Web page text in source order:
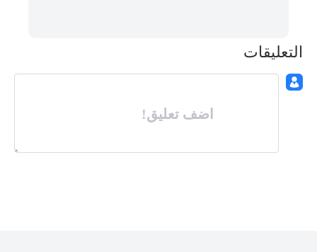
التعليقات
اضف تعليق!